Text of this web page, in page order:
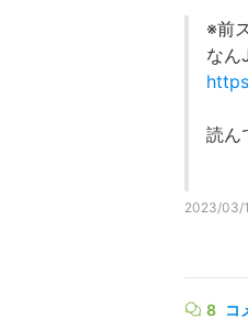
※前
なん
読ん
2023/03/
8 コ